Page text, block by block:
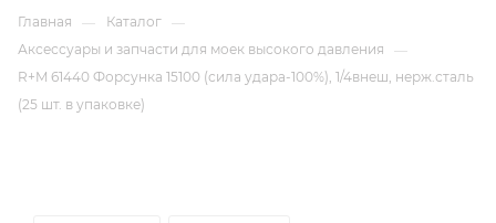
Главная — Каталог —
Аксессуары и запчасти для моек высокого давления
—
R+M 61440 Форсунка 15100 (сила удара-100%), 1/4внеш, нерж.сталь
(25 шт. в упаковке)